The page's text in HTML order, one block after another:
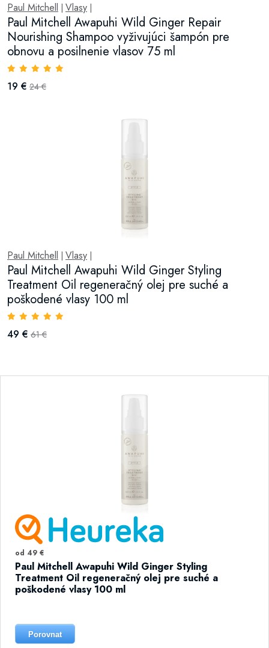
Paul Mitchell Vlasy
Paul Mitchell Awapuhi Wild Ginger Repair
Nourishing Shampoo vyživujúci šampón pre
obnovu a posilnenie vlasov 75 ml
19 € 24 €
Paul Mitchell Vlasy
Paul Mitchell Awapuhi Wild Ginger Styling
Treatment Oil regeneračný olej pre suché a
poškodené vlasy 100 ml
49 € 61 €
od 49 €
Paul Mitchell Awapuhi Wild Ginger Styling
Treatment Oil regeneračný olej pre suché a
poškodené vlasy 100 ml
Porovnat